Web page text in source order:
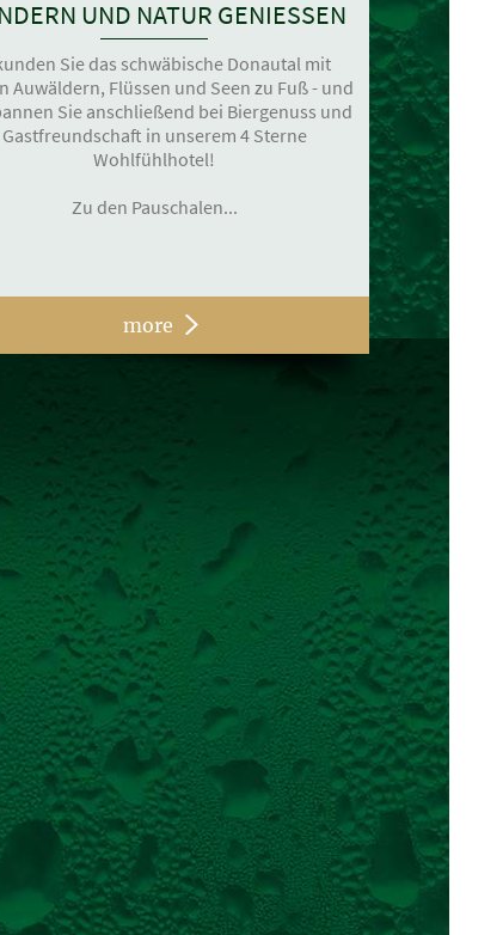
UND NATUR GENIESSEN
Sie das schwäbische Donautal mit
Auwäldern, Flüssen und Seen zu Fuß - und
Sie anschließend bei Biergenuss und
Gastfreundschaft in unserem 4 Sterne
Wohlfühlhotel!
Zu den Pauschalen...
more